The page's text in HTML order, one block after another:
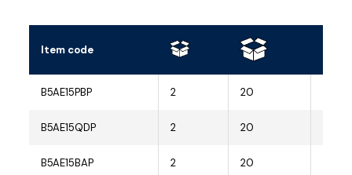
Item code
B5AE15PBP 2 20
B5AE15QDP 2 20
B5AE15BAP 2 20